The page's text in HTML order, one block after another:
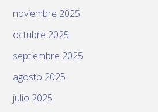
noviembre 2025
octubre 2025
septiembre 2025
agosto 2025
julio 2025